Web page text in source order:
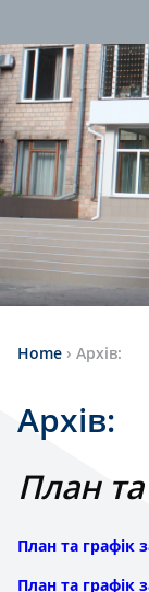
Home › Архів:
Архів:
План
План та графік
План та графік